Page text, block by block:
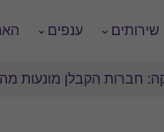
שירותים ענפים
חברות הקבלן מונעות